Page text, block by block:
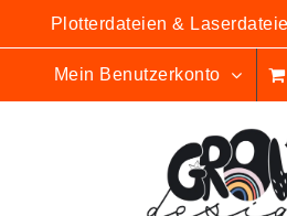
springen
Plotterdateien &
Mein Benutzerkonto